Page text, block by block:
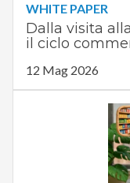
WHITE PAPER
Dalla visita
il ciclo
12 Mag 2026